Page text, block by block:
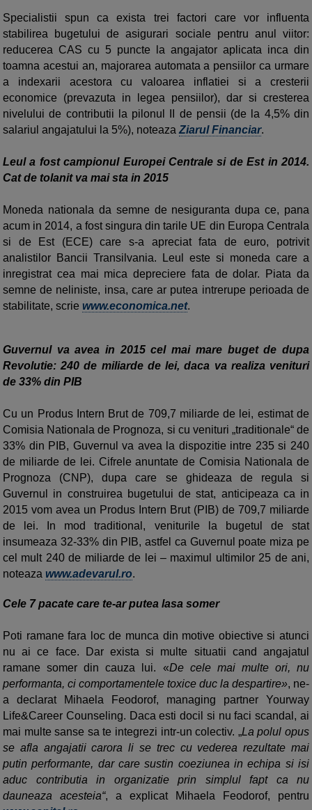
Specialistii spun ca exista trei factori care vor influenta
stabilirea bugetului de asigurari sociale pentru anul viitor:
reducerea CAS cu 5 puncte la angajator aplicata inca din
toamna acestui an, majorarea automata a pensiilor ca urmare
a indexarii acestora cu valoarea inflatiei si a cresterii
economice (prevazuta in legea pensiilor), dar si cresterea
nivelului de contributii la pilonul II de pensii (de la 4,5% din
salariul angajatului la 5%), noteaza Ziarul Financiar.
Leul a fost campionul Europei Centrale si de Est in 2014.
Cat de tolanit va mai sta in 2015
Moneda nationala da semne de nesiguranta dupa ce, pana
acum in 2014, a fost singura din tarile UE din Europa Centrala
si de Est (ECE) care s-a apreciat fata de euro, potrivit
analistilor Bancii Transilvania. Leul este si moneda care a
inregistrat cea mai mica depreciere fata de dolar. Piata da
semne de neliniste, insa, care ar putea intrerupe perioada de
stabilitate, scrie www.economica.net.
Guvernul va avea in 2015 cel mai mare buget de dupa
Revolutie: 240 de miliarde de lei, daca va realiza venituri
de 33% din PIB
Cu un Produs Intern Brut de 709,7 miliarde de lei, estimat de
Comisia Nationala de Prognoza, si cu venituri „traditionale“ de
33% din PIB, Guvernul va avea la dispozitie intre 235 si 240
de miliarde de lei. Cifrele anuntate de Comisia Nationala de
Prognoza (CNP), dupa care se ghideaza de regula si
Guvernul in construirea bugetului de stat, anticipeaza ca in
2015 vom avea un Produs Intern Brut (PIB) de 709,7 miliarde
de lei. In mod traditional, veniturile la bugetul de stat
insumeaza 32-33% din PIB, astfel ca Guvernul poate miza pe
cel mult 240 de miliarde de lei – maximul ultimilor 25 de ani,
noteaza www.adevarul.ro.
Cele 7 pacate care te-ar putea lasa somer
Poti ramane fara loc de munca din motive obiective si atunci
nu ai ce face. Dar exista si multe situatii cand angajatul
ramane somer din cauza lui. «De cele mai multe ori, nu
performanta, ci comportamentele toxice duc la despartire», ne-
a declarat Mihaela Feodorof, managing partner Yourway
Life&Career Counseling. Daca esti docil si nu faci scandal, ai
mai multe sanse sa te integrezi intr-un colectiv. „La polul opus
se afla angajatii carora li se trec cu vederea rezultate mai
putin performante, dar care sustin coeziunea in echipa si isi
aduc contributia in organizatie prin simplul fapt ca nu
dauneaza acesteia“, a explicat Mihaela Feodorof, pentru